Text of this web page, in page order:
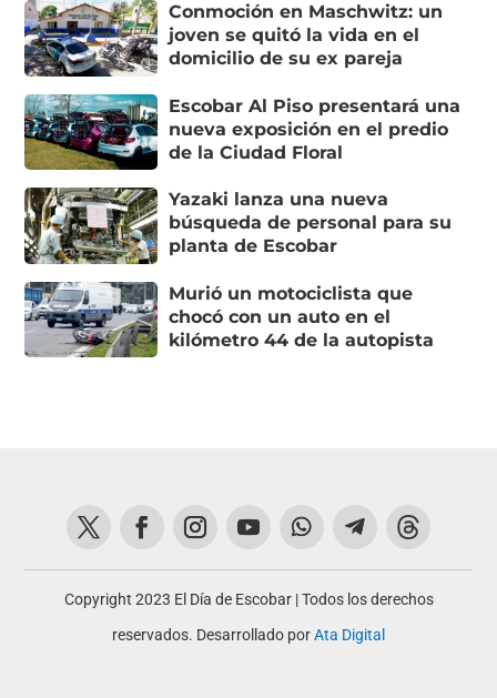
Conmoción en Maschwitz: un
joven se quitó la vida en el
domicilio de su ex pareja
Escobar Al Piso presentará una
nueva exposición en el predio
de la Ciudad Floral
Yazaki lanza una nueva
búsqueda de personal para su
planta de Escobar
Murió un motociclista que
chocó con un auto en el
kilómetro 44 de la autopista
Copyright 2023 El Día de Escobar | Todos los derechos
reservados. Desarrollado porAta Digital